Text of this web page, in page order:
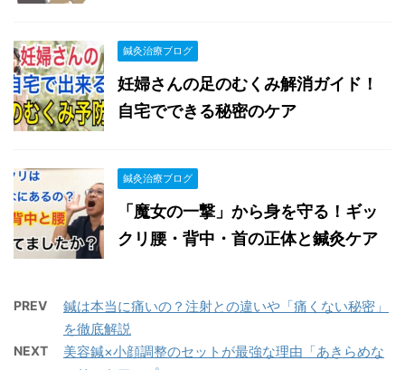
鍼灸治療ブログ
妊婦さんの足のむくみ解消ガイド！
自宅でできる秘密のケア
鍼灸治療ブログ
「魔女の一撃」から身を守る！ギッ
クリ腰・背中・首の正体と鍼灸ケア
PREV
鍼は本当に痛いの？注射との違いや「痛くない秘密」
を徹底解説
NEXT
美容鍼×小顔調整のセットが最強な理由「あきらめな